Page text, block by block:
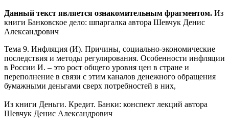
Данный текст является ознакомительным фрагментом. Из
книги Банковское дело: шпаргалка автора Шевчук Денис
Александрович
Тема 9. Инфляция (И). Причины, социально-экономические
последствия и методы регулирования. Особенности инфляции
в России И. – это рост общего уровня цен в стране и
переполнение в связи с этим каналов денежного обращения
бумажными деньгами сверх потребностей в них,
Из книги Деньги. Кредит. Банки: конспект лекций автора
Шевчук Денис Александрович